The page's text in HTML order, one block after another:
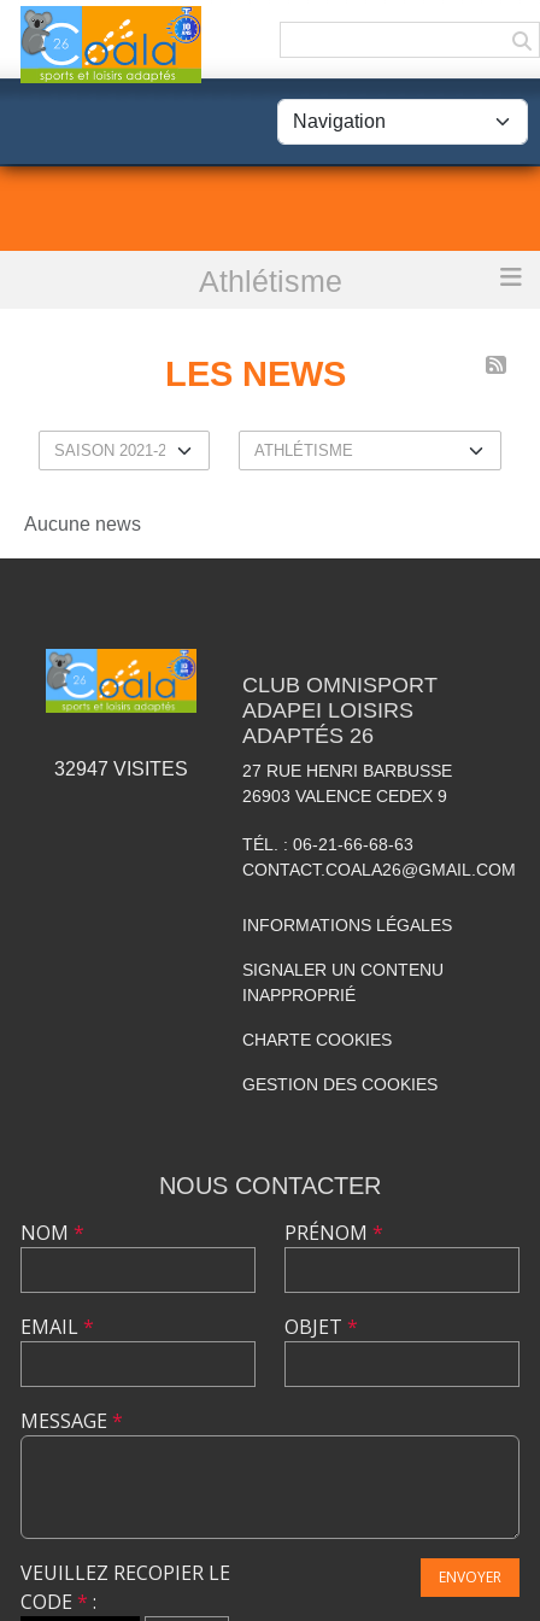
Athlétisme
Les news
LES NEWS
Aucune news
32947 VISITES
CLUB OMNISPORT
ADAPEI LOISIRS
ADAPTÉS 26
27 RUE HENRI BARBUSSE
26903 VALENCE CEDEX 9
TÉL. : 06-21-66-68-63
CONTACT.COALA26@GMAIL.COM
INFORMATIONS LÉGALES
SIGNALER UN CONTENU
INAPPROPRIÉ
CHARTE COOKIES
GESTION DES COOKIES
NOUS CONTACTER
NOM *
EMAIL*
PRÉNOM *
OBJET *
MESSAGE *
VEUILLEZ RECOPIER LE
CODE * :
ENVOYER
Panneau de gestion des cookies